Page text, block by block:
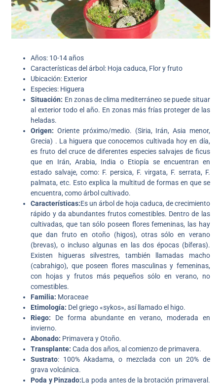
Años: 10-14 años
Características del árbol: Hoja caduca, Flor y fruto
Ubicación: Exterior
Especies: Higuera
Situación: En zonas de clima mediterráneo se puede situar
al exterior todo el año. En zonas más frías proteger de las
heladas.
Origen: Oriente próximo/medio. (Siria, Irán, Asia menor,
Grecia) . La higuera que conocemos cultivada hoy en día,
es fruto del cruce de diferentes especies salvajes de ficus
que en Irán, Arabia, India o Etiopía se encuentran en
estado salvaje, como: F. persica, F. virgata, F. serrata, F.
palmata, etc. Esto explica la multitud de formas en que se
encuentra, como árbol cultivado.
Características:Es un árbol de hoja caduca, de crecimiento
rápido y da abundantes frutos comestibles. Dentro de las
cultivadas, que tan sólo poseen flores femeninas, las hay
que dan fruto en otoño (higos), otras sólo en verano
(brevas), o incluso algunas en las dos épocas (bíferas).
Existen higueras silvestres, también llamadas macho
(cabrahigo), que poseen flores masculinas y femeninas,
con hojas y frutos más pequeños sólo en verano, no
comestibles.
Familia: Moraceae
Etimología: Del griego «sykos», así llamado el higo.
Riego: De forma abundante en verano, moderada en
invierno.
Abonado: Primavera y Otoño.
Transplante: Cada dos años, al comienzo de primavera.
Sustrato: 100% Akadama, o mezclada con un 20% de
grava volcánica.
Poda y Pinzado:La poda antes de la brotación primaveral.